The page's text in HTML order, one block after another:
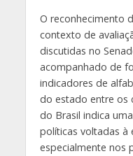
O reconhecimento
contexto de
discutidas no
acompanhado de
indicadores de
do estado entre os
do Brasil indica
políticas voltadas à
especialmente nos